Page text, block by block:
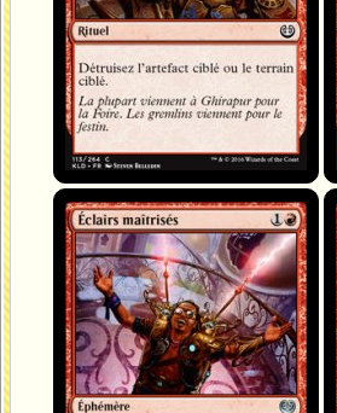
Éclairs maîtrisés